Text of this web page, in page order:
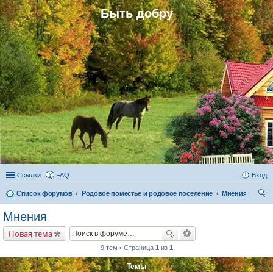
Быть добру
Ссылки FAQ Вход
Список форумов Родовое поместье и родовое поселение
Мнения
Мнения
Новая тема
9 тем • Страница 1 из 1
Темы